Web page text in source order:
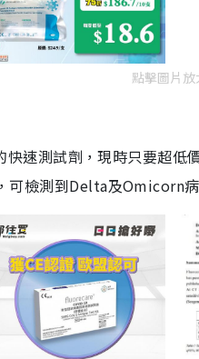
點擊圖片放
速測試劑，現時只要超低
可檢測到Delta及Omicorn